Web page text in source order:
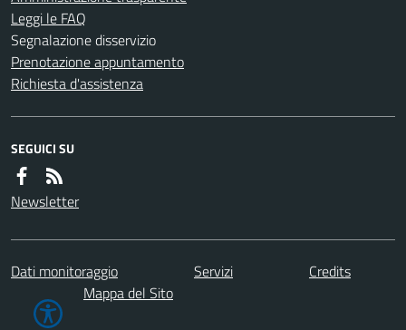
Leggi le FAQ
Segnalazione disservizio
Prenotazione appuntamento
Richiesta d'assistenza
SEGUICI SU
Newsletter
Dati monitoraggio Servizi
Credits
Mappa del Sito